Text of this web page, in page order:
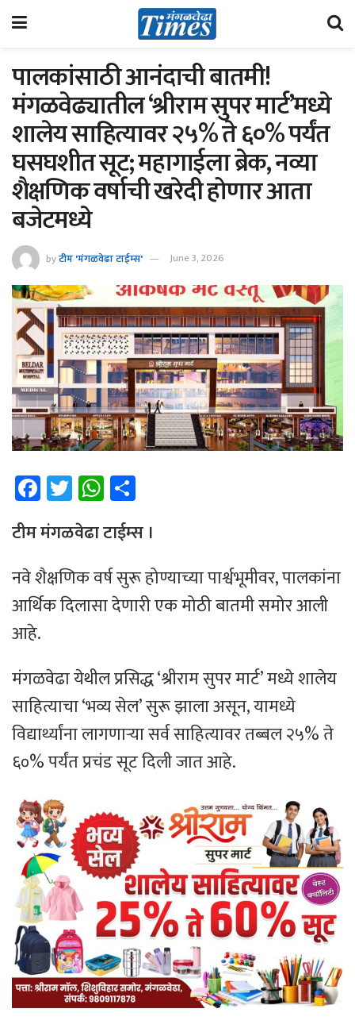
पालकांसाठी आनंदाची बातमी!
मंगळवेढ्यातील ‘श्रीराम सुपर मार्ट’मध्ये
शालेय साहित्यावर २५% ते ६०% पर्यंत
घसघशीत सूट; महागाईला ब्रेक, नव्या
शैक्षणिक वर्षाची खरेदी होणार आता
बजेटमध्ये
byटीम 'मंगळवेढा टाईम्स' June 3, 2026
Fa
ce
b
o
ok
T
wi
tt
er
W
h
at
sA
p
p
e
टीम ​मंगळवेढा टाईम्स ।
नवे शैक्षणिक वर्ष सुरू होण्याच्या पार्श्वभूमीवर, पालकांना
आर्थिक दिलासा देणारी एक मोठी बातमी समोर आली
आहे.
मंगळवेढा येथील प्रसिद्ध ‘श्रीराम सुपर मार्ट’ मध्ये शालेय
साहित्याचा ‘भव्य सेल’ सुरू झाला असून, यामध्ये
विद्यार्थ्यांना लागणाऱ्या सर्व साहित्यावर तब्बल २५% ते
६०% पर्यंत प्रचंड सूट दिली जात आहे.